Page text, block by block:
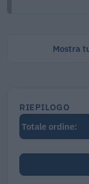
Mostra
RIEPILOGO
Totale ordine: